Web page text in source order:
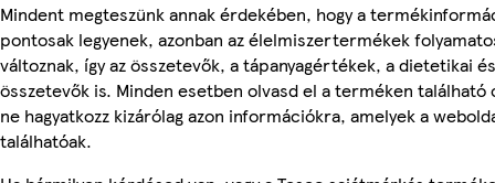
Mindent megteszünk annak érdekében, hogy a
pontosak legyenek, azonban az élelmiszertermékek
változnak, így az összetevők, a tápanyagértékek, a dietetikai
összetevők is. Minden esetben olvasd el a terméken található
ne hagyatkozz kizárólag azon információkra, amelyek a
találhatóak.